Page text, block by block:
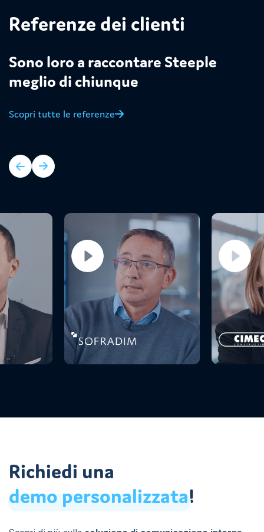
Referenze dei clienti
Sono loro a raccontare Steeple
meglio di chiunque
Scopri tutte le referenze
Richiedi una
demo personalizzata!